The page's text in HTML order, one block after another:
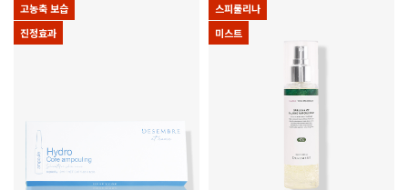
고농축 보습
진정효과
스피룰리나
미스트